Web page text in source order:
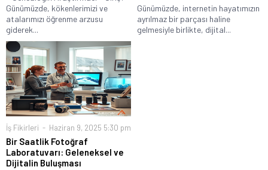
Günümüzde, kökenlerimizi ve
atalarımızı öğrenme arzusu
giderek...
Günümüzde, internetin hayatımızın
ayrılmaz bir parçası haline
gelmesiyle birlikte, dijital...
İş Fikirleri Haziran 9, 2025 5:30 pm
Bir Saatlik Fotoğraf
Laboratuvarı: Geleneksel ve
Dijitalin Buluşması